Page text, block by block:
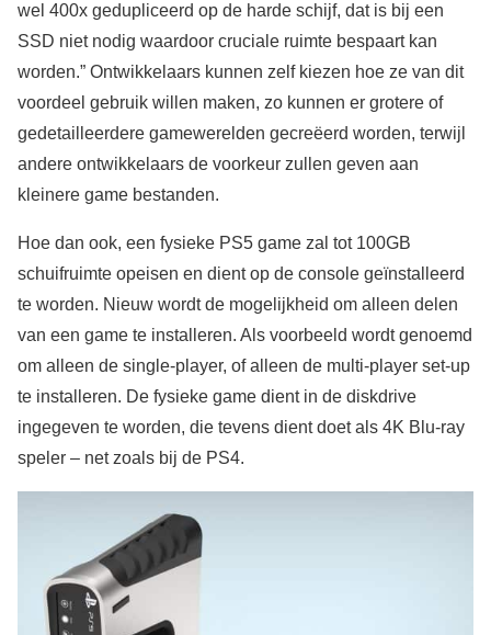
wel 400x gedupliceerd op de harde schijf, dat is bij een
SSD niet nodig waardoor cruciale ruimte bespaart kan
worden.” Ontwikkelaars kunnen zelf kiezen hoe ze van dit
voordeel gebruik willen maken, zo kunnen er grotere of
gedetailleerdere gamewerelden gecreëerd worden, terwijl
andere ontwikkelaars de voorkeur zullen geven aan
kleinere game bestanden.
Hoe dan ook, een fysieke PS5 game zal tot 100GB
schuifruimte opeisen en dient op de console geïnstalleerd
te worden. Nieuw wordt de mogelijkheid om alleen delen
van een game te installeren. Als voorbeeld wordt genoemd
om alleen de single-player, of alleen de multi-player set-up
te installeren. De fysieke game dient in de diskdrive
ingegeven te worden, die tevens dient doet als 4K Blu-ray
speler – net zoals bij de PS4.